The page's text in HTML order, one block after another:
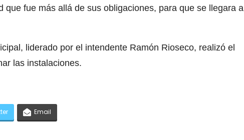
que fue más allá de sus obligaciones, para que se llegara a
liderado por el intendente Ramón Rioseco, realizó el
las instalaciones.
Email